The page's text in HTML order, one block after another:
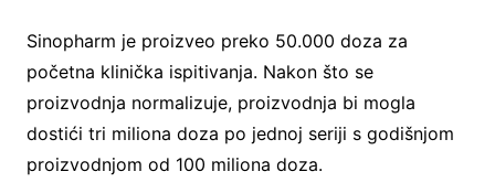
Sinopharm je proizveo preko 50.000 doza za
početna klinička ispitivanja. Nakon što se
proizvodnja normalizuje, proizvodnja bi mogla
dostići tri miliona doza po jednoj seriji s godišnjom
proizvodnjom od 100 miliona doza.